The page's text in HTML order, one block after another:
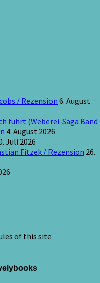
/ Rezension 6. August
führt (Weberei-Saga Band
4. August 2026
Juli 2026
Fitzek / Rezension 26.
of this site